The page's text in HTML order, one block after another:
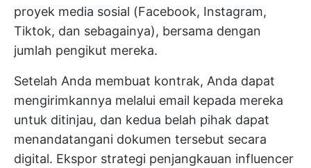
proyek media sosial (Facebook, Instagram,
Tiktok, dan sebagainya), bersama dengan
jumlah pengikut mereka.
Setelah Anda membuat kontrak, Anda dapat
mengirimkannya melalui email kepada mereka
untuk ditinjau, dan kedua belah pihak dapat
menandatangani dokumen tersebut secara
digital. Ekspor strategi penjangkauan influencer